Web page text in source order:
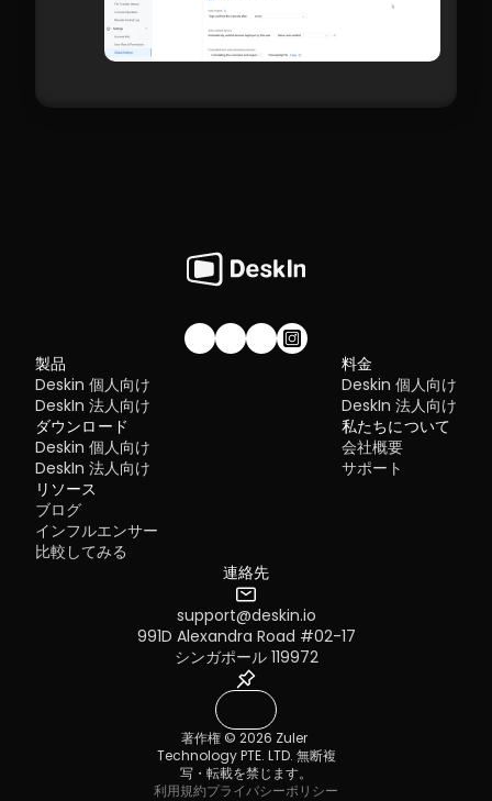
私たちのコミュニティに参加しませんか！
製品
Deskin 個人向け
DeskIn 法人向け
ダウンロード
Deskin 個人向け
DeskIn 法人向け
料金
Deskin 個人向け
DeskIn 法人向け
私たちについて
会社概要
サポート
リソース
ブログ
インフルエンサー
比較してみる
連絡先
support@deskin.io
991D Alexandra Road #02-17
シンガポール 119972
著作権 © 2026 Zuler
Technology PTE. LTD. 無断複
写・転載を禁じます。
利用規約プライバシーポリシー